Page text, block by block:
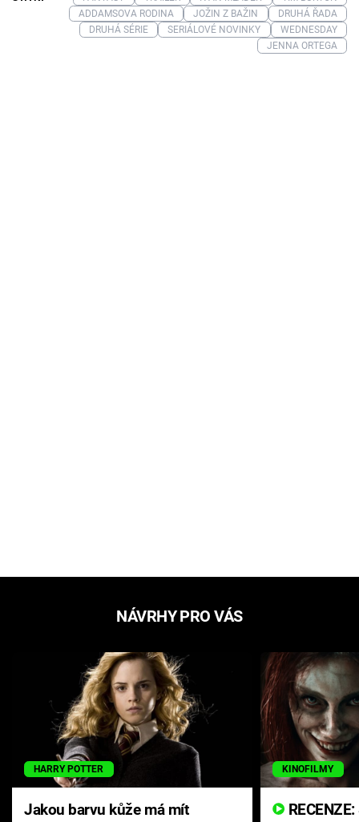
ADDAMSOVA RODINA
JOŽIN Z BAŽIN
DRUHÁ ŘADA
DRUHÁ SÉRIE
SERIÁLOVÉ NOVINKY
WEDNESDAY
JENNA ORTEGA
NÁVRHY PRO VÁS
HARRY POTTER
Jakou barvu kůže má mít
KINOFILMY